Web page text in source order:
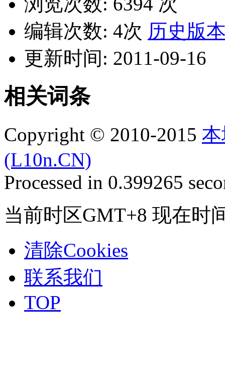
编辑次数: 4次 历史版
更新时间: 2011-09-16
相关词条
Copyright © 2010-2015
(L10n.CN)
Processed in 0.399265
当前时区GMT+8 现在时
清除Cookies
联系我们
TOP